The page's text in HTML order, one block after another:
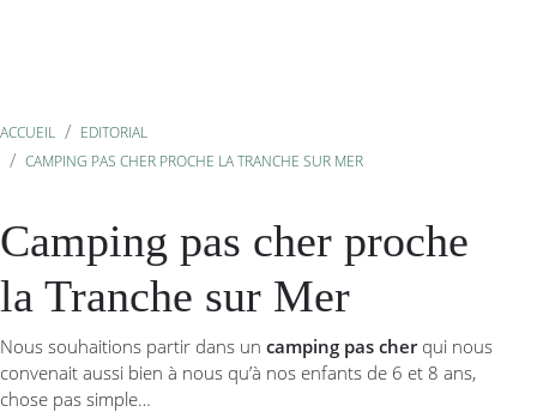
ACCUEIL
EDITORIAL
CAMPING PAS CHER PROCHE LA TRANCHE SUR MER
Camping pas cher proche
la Tranche sur Mer
Nous souhaitions partir dans un camping pas cherqui nous
convenait aussi bien à nous qu’à nos enfants de 6 et 8 ans,
chose pas simple…